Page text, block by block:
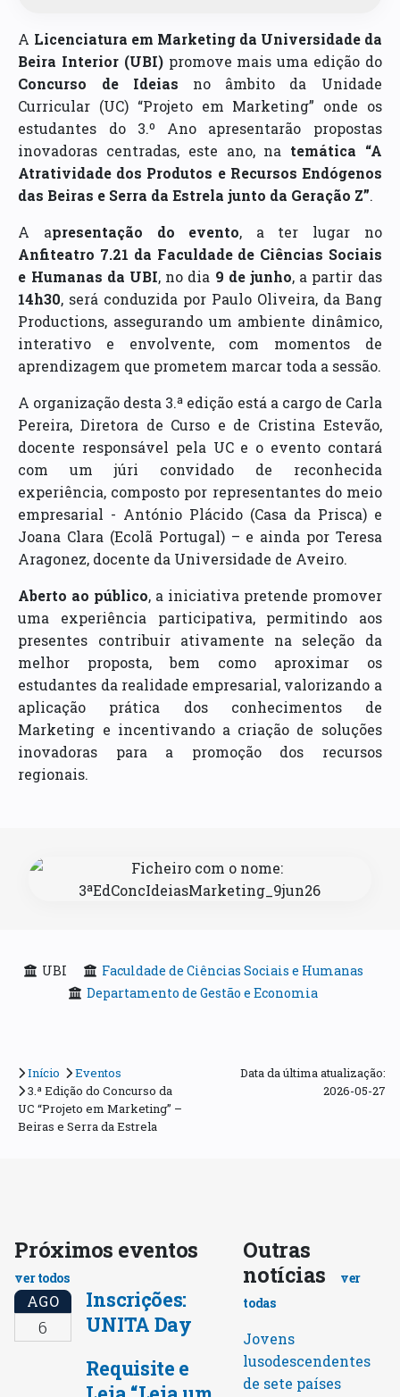
A Licenciatura em Marketing da Universidade da
Beira Interior (UBI)promove mais uma edição do
Concurso de Ideias no âmbito da Unidade
Curricular (UC) “Projeto em Marketing” onde os
estudantes do 3.º Ano apresentarão propostas
inovadoras centradas, este ano, na temática “A
Atratividade dos Produtos e Recursos Endógenos
das Beiras e Serra da Estrela junto da Geração Z”.
A apresentação do evento, a ter lugar no
Anfiteatro 7.21 da Faculdade de Ciências Sociais
e Humanas da UBI, no dia 9 de junho, a partir das
14h30, será conduzida por Paulo Oliveira, da Bang
Productions, assegurando um ambiente dinâmico,
interativo e envolvente, com momentos de
aprendizagem que prometem marcar toda a sessão.
A organização desta 3.ª edição está a cargo de Carla
Pereira, Diretora de Curso e de Cristina Estevão,
docente responsável pela UC e o evento contará
com um júri convidado de reconhecida
experiência, composto por representantes do meio
empresarial - António Plácido (Casa da Prisca) e
Joana Clara (Ecolã Portugal) – e ainda por Teresa
Aragonez, docente da Universidade de Aveiro.
Aberto ao público, a iniciativa pretende promover
uma experiência participativa, permitindo aos
presentes contribuir ativamente na seleção da
melhor proposta, bem como aproximar os
estudantes da realidade empresarial, valorizando a
aplicação prática dos conhecimentos de
Marketing e incentivando a criação de soluções
inovadoras para a promoção dos recursos
regionais.
UBI
Faculdade de Ciências Sociais e Humanas
Departamento de Gestão e Economia
Início
Eventos
3.ª Edição do Concurso da
UC “Projeto em Marketing” –
Beiras e Serra da Estrela
Data da última atualização:
2026-05-27
Próximos eventos
ver todos
AGO
6
Inscrições:
UNITA Day
Requisite e
Outras
notícias
ver
todas
Jovens
lusodescendentes
de sete países